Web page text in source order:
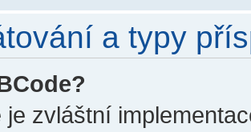
a typy
je zvláštní